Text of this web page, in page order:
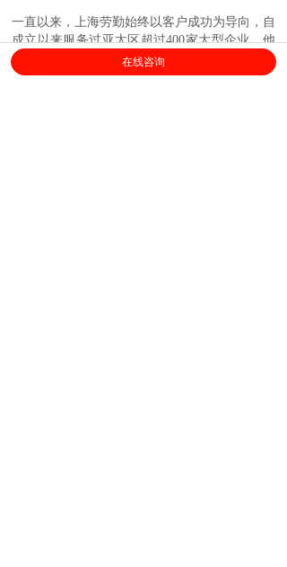
一直以来，上海劳勤始终以客户成功为导向，自
成立以来服务过亚太区超过400家大型企业，他
们包括森萨塔、博世、上汽集团、北京汽车、天
马微电子、蒙牛、得力、舜宇集团、李宁等，以
在线咨询